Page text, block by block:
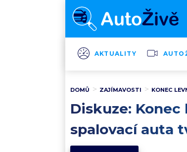
AKTUALITY
DOMŮ ZAJÍMAVOSTI KONEC
Diskuze:
spalovací auta